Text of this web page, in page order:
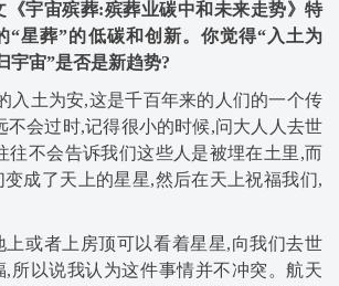
《宇宙殡葬:殡葬业碳中和未来走势》特
“星葬”的低碳和创新。你觉得“入土为
宇宙”是否是新趋势?
入土为安,这是千百年来的人们的一个传
不会过时,记得很小的时候,问大人人去世
往不会告诉我们这些人是被埋在土里,而
成了天上的星星,然后在天上祝福我们,
上或者上房顶可以看着星星,向我们去世
,所以说我认为这件事情并不冲突。航天